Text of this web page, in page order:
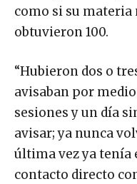
como si su materia
obtuvieron 100.
“Hubieron dos o
avisaban por medio
sesiones y un día
avisar; ya nunca
última vez ya tenía
contacto directo